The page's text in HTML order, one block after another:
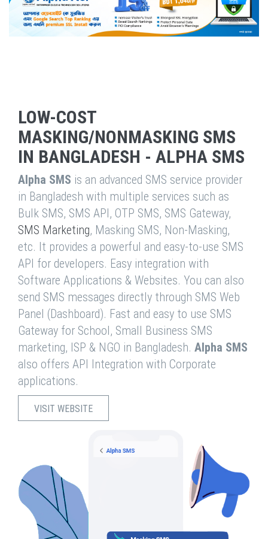
LOW-COST
MASKING/NONMASKING SMS
IN BANGLADESH - ALPHA SMS
Alpha SMS is an advanced SMS service provider
in Bangladesh with multiple services such as
Bulk SMS, SMS API, OTP SMS, SMS Gateway,
SMS Marketing, Masking SMS, Non-Masking,
etc. It provides a powerful and easy-to-use SMS
API for developers. Easy integration with
Software Applications & Websites. You can also
send SMS messages directly through SMS Web
Panel (Dashboard). Fast and easy to use SMS
Gateway for School, Small Business SMS
marketing, ISP & NGO in Bangladesh. Alpha SMS
also offers API Integration with Corporate
applications.
VISIT WEBSITE